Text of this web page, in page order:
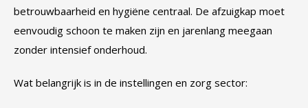
betrouwbaarheid en hygiëne centraal. De afzuigkap moet
eenvoudig schoon te maken zijn en jarenlang meegaan
zonder intensief onderhoud.
Wat belangrijk is in de instellingen en zorg sector: